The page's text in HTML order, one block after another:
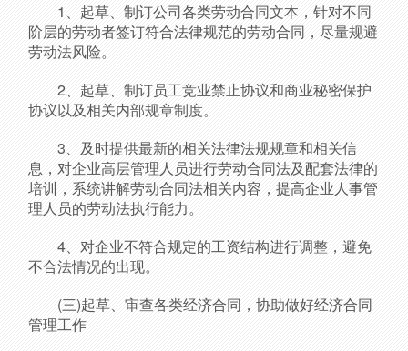
1、起草、制订公司各类劳动合同文本，针对不同
阶层的劳动者签订符合法律规范的劳动合同，尽量规避
劳动法风险。
2、起草、制订员工竞业禁止协议和商业秘密保护
协议以及相关内部规章制度。
3、及时提供最新的相关法律法规规章和相关信
息，对企业高层管理人员进行劳动合同法及配套法律的
培训，系统讲解劳动合同法相关内容，提高企业人事管
理人员的劳动法执行能力。
4、对企业不符合规定的工资结构进行调整，避免
不合法情况的出现。
(三)起草、审查各类经济合同，协助做好经济合同
管理工作